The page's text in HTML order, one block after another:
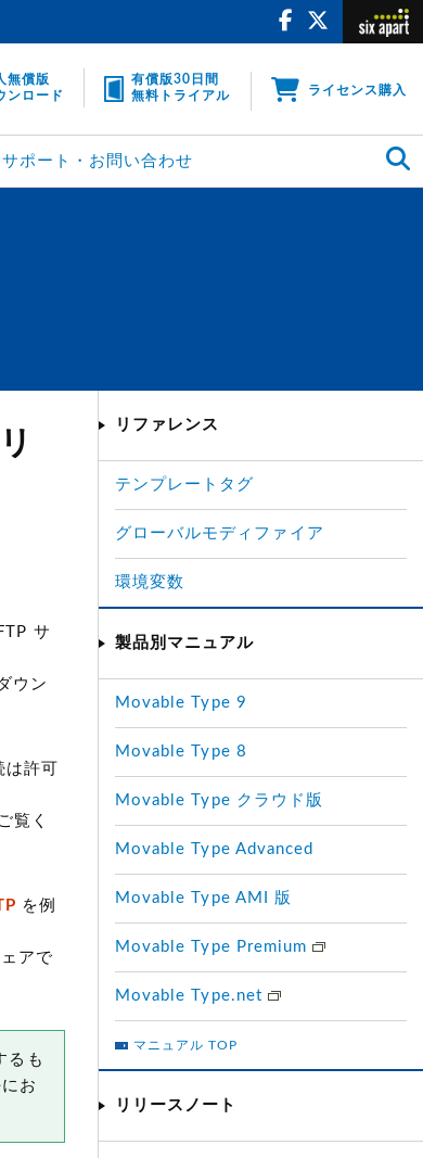
無償版
ンロード
有償版30日間
無料トライアル
ライセンス購入
サポート・お問い合わせ
サ
ウン
許可
覧く
を例
アで
るも
お
リファレンス
テンプレートタグ
グローバルモディファイア
環境変数
製品別マニュアル
Movable Type 9
Movable Type 8
Movable Type クラウド版
Movable Type Advanced
Movable Type AMI 版
Movable Type Premium
Movable Type.net
マニュアル TOP
リリースノート